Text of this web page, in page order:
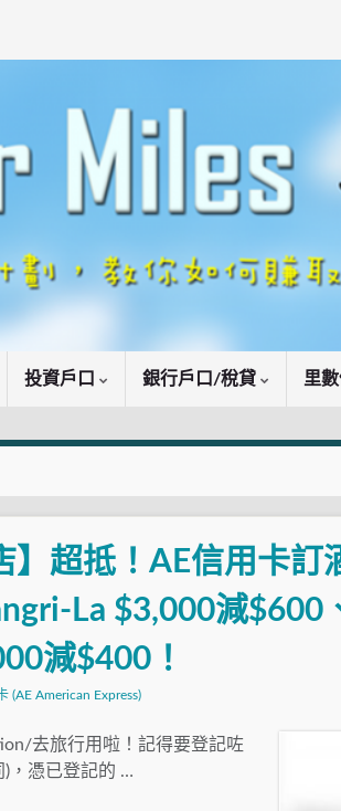
投資戶口 銀行戶口/稅貸 里
】超抵！AE信用卡訂
La $3,000減$600
減$400！
(AE American Express)
去旅行用啦！記得要登記咗
)，憑已登記的 …